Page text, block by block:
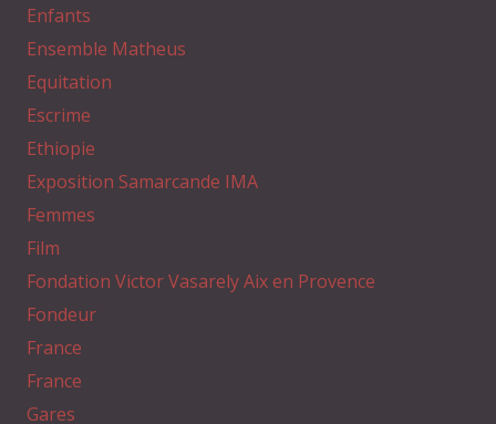
Enfants
Ensemble Matheus
Equitation
Escrime
Ethiopie
Exposition Samarcande IMA
Femmes
Film
Fondation Victor Vasarely Aix en Provence
Fondeur
France
France
Gares